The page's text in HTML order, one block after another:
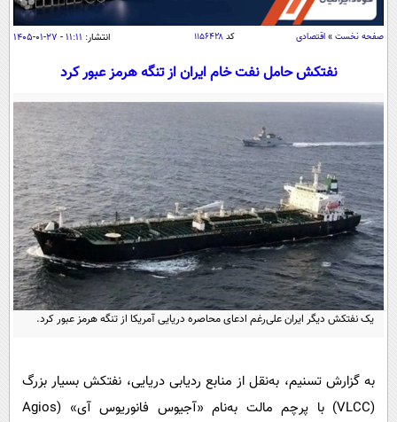
اقتصاد
اقتصادی
جامعه
حوادث
سلامت
یک برش دانایی
محیط زیست
سفر و تفریح
بین الملل
سیاست خارجی
فرهنگ و هنر
علم و دانش
فناوری و It
علمی
اخبار کریپتو
قرآن
گوناگون
سرگرمی
باشگاه مغز
فیلم
اقتصاد
سرگرمی
عصر ایران 2
پیامک
صفحه نخست » اقتصادی کد۱۱۵۶۴۲۸ انتشار: ۱۱:۱۱ - ۲۷-۰۱-۱۴۰۵
نفتکش حامل نفت خام ایران از تنگه هرمز عبور کرد
یک نفتکش دیگر ایران علی‌رغم ادعای محاصره دریایی آمریکا از تنگه هرمز عبور کرد.
به گزارش تسنیم، به‌نقل از منابع ردیابی دریایی، نفتکش بسیار بزرگ
(VLCC) با پرچم مالت به‌نام «آجیوس فانوریوس آی» (Agios